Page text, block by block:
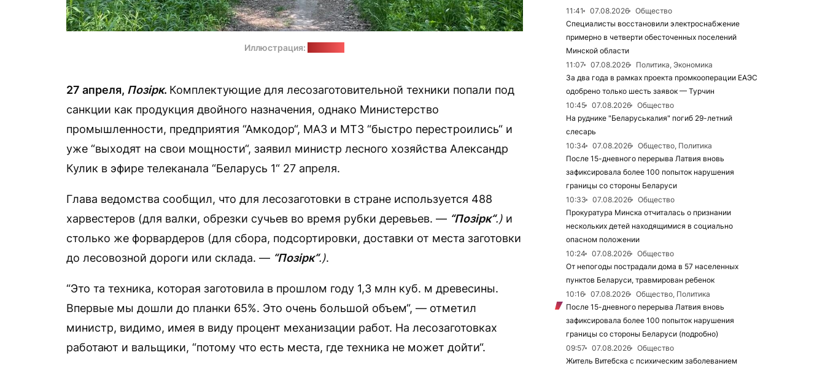
Иллюстрация:
27 апреля, Позірк. Комплектующие для лесозаготовительной техники попали под
санкции как продукция двойного назначения, однако Министерство
промышленности, предприятия “Амкодор“, МАЗ и МТЗ “быстро перестроились“ и
уже “выходят на свои мощности“, заявил министр лесного хозяйства Александр
Кулик в эфире телеканала “Беларусь 1“ 27 апреля.
Глава ведомства сообщил, что для лесозаготовки в стране используется 488
харвестеров (для валки, обрезки сучьев во время рубки деревьев. — “Позірк“.) и
столько же форвардеров (для сбора, подсортировки, доставки от места заготовки
до лесовозной дороги или склада. — “Позірк“.).
“Это та техника, которая заготовила в прошлом году 1,3 млн куб. м древесины.
Впервые мы дошли до планки 65%. Это очень большой объем“, — отметил
министр, видимо, имея в виду процент механизации работ. На лесозаготовках
работают и вальщики, “потому что есть места, где техника не может дойти“.
11:41 07.08.2026
Общество
Специалисты восстановили электроснабжение
примерно в четверти обесточенных поселений
Минской области
11:07
07.08.2026
Политика, Экономика
За два года в рамках проекта промкооперации ЕАЭС
одобрено только шесть заявок — Турчин
10:45
07.08.2026
Общество
На руднике "Беларуськалия" погиб 29-летний
слесарь
10:34
07.08.2026
Общество, Политика
После 15-дневного перерыва Латвия вновь
зафиксировала более 100 попыток нарушения
границы со стороны Беларуси
10:33
07.08.2026
Общество
Прокуратура Минска отчиталась о признании
нескольких детей находящимися в социально
опасном положении
10:24
07.08.2026
Общество
От непогоды пострадали дома в 57 населенных
пунктов Беларуси, травмирован ребенок
10:16
07.08.2026
Общество, Политика
После 15-дневного перерыва Латвия вновь
зафиксировала более 100 попыток нарушения
границы со стороны Беларуси (подробно)
09:57
07.08.2026
Общество
Житель Витебска с психическим заболеванием